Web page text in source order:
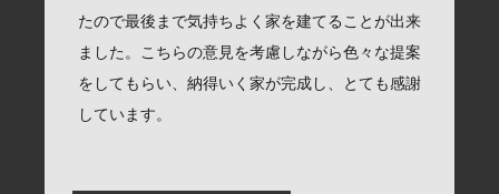
たので最後まで気持ちよく家を建てることが出来
ました。こちらの意見を考慮しながら色々な提案
をしてもらい、納得いく家が完成し、とても感謝
しています。